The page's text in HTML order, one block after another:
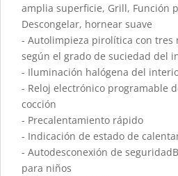
amplia superficie, Grill, Función
Descongelar, hornear suave
- Autolimpieza pirolítica con tres
según el grado de suciedad del
- Iluminación halógena del
- Reloj electrónico programable
cocción
- Precalentamiento rápido
- Indicación de estado de
- Autodesconexión de
para niños